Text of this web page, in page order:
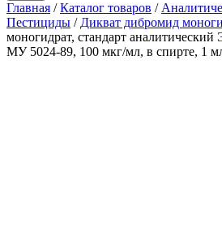
Главная / Каталог товаров /
Пестициды / Дикват дибромид
моногидрат, стандарт аналитический
МУ 5024-89, 100 мкг/мл, в спирте, 1